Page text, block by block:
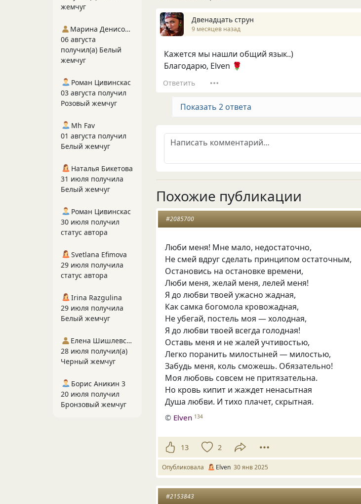
Двенадцать струн
9 месяцев назад
Кажется мы нашли общий язык..)
Благодарю, Elven 🌹
Ответить
Показать 2 ответа
Похожие публикации
#2085700
Люби меня! Мне мало, недостаточно,
Не смей вдруг сделать принципом остаточным,
Остановись на остановке времени,
Люби меня, желай меня, лелей меня!
Я до любви твоей ужасно жадная,
Как самка богомола кровожадная,
Не убегай, постель моя — холодная,
Я до любви твоей всегда голодная!
Оставь меня и не жалей учтивостью,
Легко поранить милостыней — милостью,
Забудь меня, коль сможешь. Обязательно!
Моя любовь совсем не притязательна.
Но кровь кипит и жаждет ненасытная
Душа любви. И тихо плачет, скрытная.
© Elven 134
13 2
Опубликовала Elven 30 янв 2025
#2153843
жемчуг
Марина Денисова 5
06 августа
получил(а) Белый
жемчуг
Роман Цивинскас
03 августа получил
Розовый жемчуг
Mh Fav
01 августа получил
Белый жемчуг
Наталья Бикетова
31 июля получила
Белый жемчуг
Роман Цивинскас
30 июля получил
статус автора
Svetlana Efimova
29 июля получила
статус автора
Irina Razgulina
29 июля получила
Белый жемчуг
Елена Шишлевская
28 июля получил(а)
Черный жемчуг
Борис Аникин 3
20 июля получил
Бронзовый жемчуг